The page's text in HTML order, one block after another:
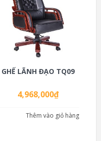
GHẾ LÃNH ĐẠO TQ09
4,968,000₫
Thêm vào giỏ hàng